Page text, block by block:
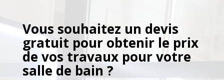
Vous souhaitez un devis
gratuit pour obtenir le prix
de vos travaux pour votre
salle de bain ?